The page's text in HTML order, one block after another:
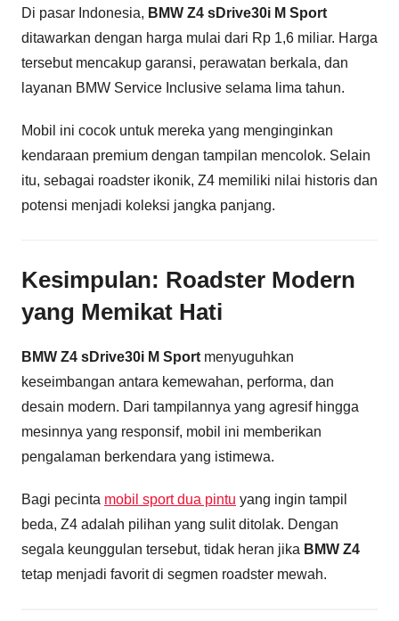
Di pasar Indonesia, BMW Z4 sDrive30i M Sport
ditawarkan dengan harga mulai dari Rp 1,6 miliar. Harga
tersebut mencakup garansi, perawatan berkala, dan
layanan BMW Service Inclusive selama lima tahun.
Mobil ini cocok untuk mereka yang menginginkan
kendaraan premium dengan tampilan mencolok. Selain
itu, sebagai roadster ikonik, Z4 memiliki nilai historis dan
potensi menjadi koleksi jangka panjang.
Kesimpulan: Roadster Modern
yang Memikat Hati
BMW Z4 sDrive30i M Sport menyuguhkan
keseimbangan antara kemewahan, performa, dan
desain modern. Dari tampilannya yang agresif hingga
mesinnya yang responsif, mobil ini memberikan
pengalaman berkendara yang istimewa.
Bagi pecinta mobil sport dua pintu yang ingin tampil
beda, Z4 adalah pilihan yang sulit ditolak. Dengan
segala keunggulan tersebut, tidak heran jika BMW Z4
tetap menjadi favorit di segmen roadster mewah.